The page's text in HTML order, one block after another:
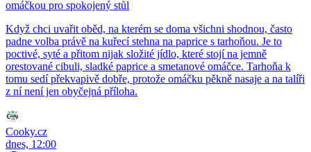
omáčkou pro spokojený stůl
Když chci uvařit oběd, na kterém se doma všichni shodnou, často
padne volba právě na kuřecí stehna na paprice s tarhoňou. Je to
poctivé, syté a přitom nijak složité jídlo, které stojí na jemně
orestované cibuli, sladké paprice a smetanové omáčce. Tarhoňa k
tomu sedí překvapivě dobře, protože omáčku pěkně nasaje a na talíři
z ní není jen obyčejná příloha.
Cooky.cz
dnes, 12:00